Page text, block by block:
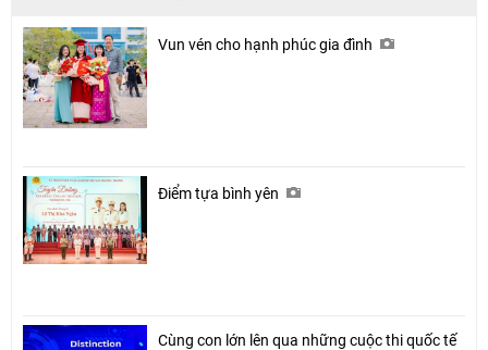
Vun vén cho hạnh phúc gia đình
Điểm tựa bình yên
Cùng con lớn lên qua những cuộc thi quốc tế